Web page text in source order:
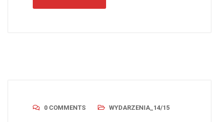
0 COMMENTS WYDARZENIA_14/15